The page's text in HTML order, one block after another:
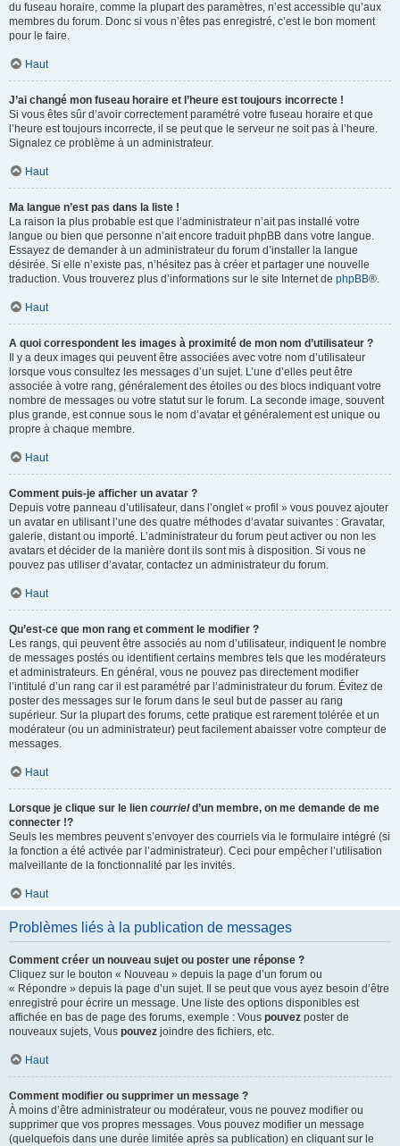
du fuseau horaire, comme la plupart des paramètres, n’est accessible qu’aux
membres du forum. Donc si vous n’êtes pas enregistré, c’est le bon moment
pour le faire.
Haut
J’ai changé mon fuseau horaire et l’heure est toujours incorrecte !
Si vous êtes sûr d’avoir correctement paramétré votre fuseau horaire et que
l’heure est toujours incorrecte, il se peut que le serveur ne soit pas à l’heure.
Signalez ce problème à un administrateur.
Haut
Ma langue n’est pas dans la liste !
La raison la plus probable est que l’administrateur n’ait pas installé votre
langue ou bien que personne n’ait encore traduit phpBB dans votre langue.
Essayez de demander à un administrateur du forum d’installer la langue
désirée. Si elle n’existe pas, n’hésitez pas à créer et partager une nouvelle
traduction. Vous trouverez plus d’informations sur le site Internet de phpBB®.
Haut
A quoi correspondent les images à proximité de mon nom d’utilisateur ?
Il y a deux images qui peuvent être associées avec votre nom d’utilisateur
lorsque vous consultez les messages d’un sujet. L’une d’elles peut être
associée à votre rang, généralement des étoiles ou des blocs indiquant votre
nombre de messages ou votre statut sur le forum. La seconde image, souvent
plus grande, est connue sous le nom d’avatar et généralement est unique ou
propre à chaque membre.
Haut
Comment puis-je afficher un avatar ?
Depuis votre panneau d’utilisateur, dans l’onglet « profil » vous pouvez ajouter
un avatar en utilisant l’une des quatre méthodes d’avatar suivantes : Gravatar,
galerie, distant ou importé. L’administrateur du forum peut activer ou non les
avatars et décider de la manière dont ils sont mis à disposition. Si vous ne
pouvez pas utiliser d’avatar, contactez un administrateur du forum.
Haut
Qu’est-ce que mon rang et comment le modifier ?
Les rangs, qui peuvent être associés au nom d’utilisateur, indiquent le nombre
de messages postés ou identifient certains membres tels que les modérateurs
et administrateurs. En général, vous ne pouvez pas directement modifier
l’intitulé d’un rang car il est paramétré par l’administrateur du forum. Évitez de
poster des messages sur le forum dans le seul but de passer au rang
supérieur. Sur la plupart des forums, cette pratique est rarement tolérée et un
modérateur (ou un administrateur) peut facilement abaisser votre compteur de
messages.
Haut
Lorsque je clique sur le lien courrield’un membre, on me demande de me
connecter !?
Seuls les membres peuvent s’envoyer des courriels via le formulaire intégré (si
la fonction a été activée par l’administrateur). Ceci pour empêcher l’utilisation
malveillante de la fonctionnalité par les invités.
Haut
Problèmes liés à la publication de messages
Comment créer un nouveau sujet ou poster une réponse ?
Cliquez sur le bouton « Nouveau » depuis la page d’un forum ou
« Répondre » depuis la page d’un sujet. Il se peut que vous ayez besoin d’être
enregistré pour écrire un message. Une liste des options disponibles est
affichée en bas de page des forums, exemple : Vous pouvez poster de
nouveaux sujets, Vous pouvez joindre des fichiers, etc.
Haut
Comment modifier ou supprimer un message ?
À moins d’être administrateur ou modérateur, vous ne pouvez modifier ou
supprimer que vos propres messages. Vous pouvez modifier un message
(quelquefois dans une durée limitée après sa publication) en cliquant sur le